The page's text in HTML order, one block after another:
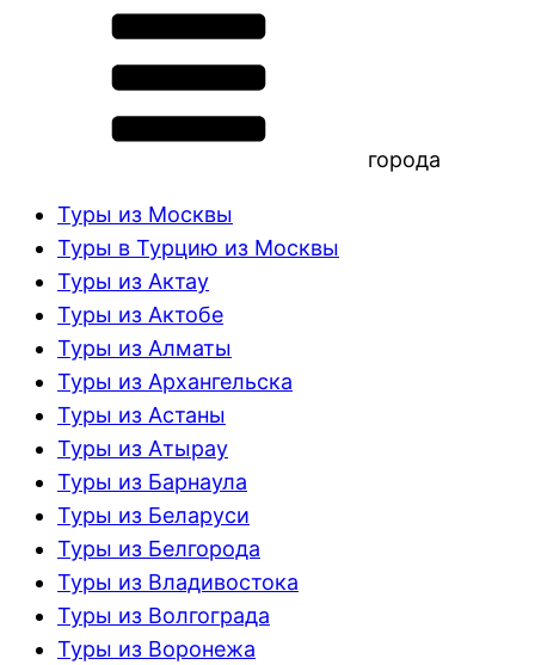
города
Туры из Москвы
Туры в Турцию из Москвы
Туры из Актау
Туры из Актобе
Туры из Алматы
Туры из Архангельска
Туры из Астаны
Туры из Атырау
Туры из Барнаула
Туры из Беларуси
Туры из Белгорода
Туры из Владивостока
Туры из Волгограда
Туры из Воронежа